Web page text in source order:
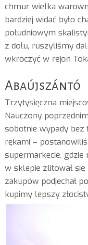
chmur wielka
bardziej widać było
południowym
z dołu, ruszyliśmy
wkroczyć w rejon
Abaújszántó
Trzytysięczna
Nauczony
sobotnie wypady
rękami –
supermarkecie, gdzie
w sklepie zlitował
zakupów podjechał
kupimy lepszy